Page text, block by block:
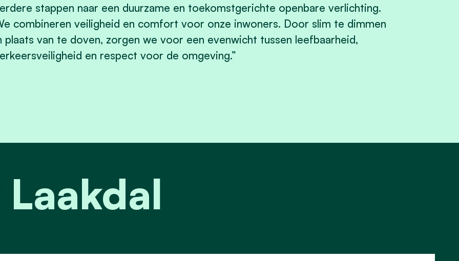
stappen naar een duurzame en toekomstgerichte openbare verlichting.
combineren veiligheid en comfort voor onze inwoners. Door slim te dimmen
plaats van te doven, zorgen we voor een evenwicht tussen leefbaarheid,
en respect voor de omgeving.”